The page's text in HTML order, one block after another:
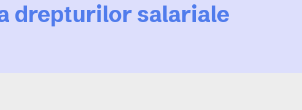
drepturilor salariale